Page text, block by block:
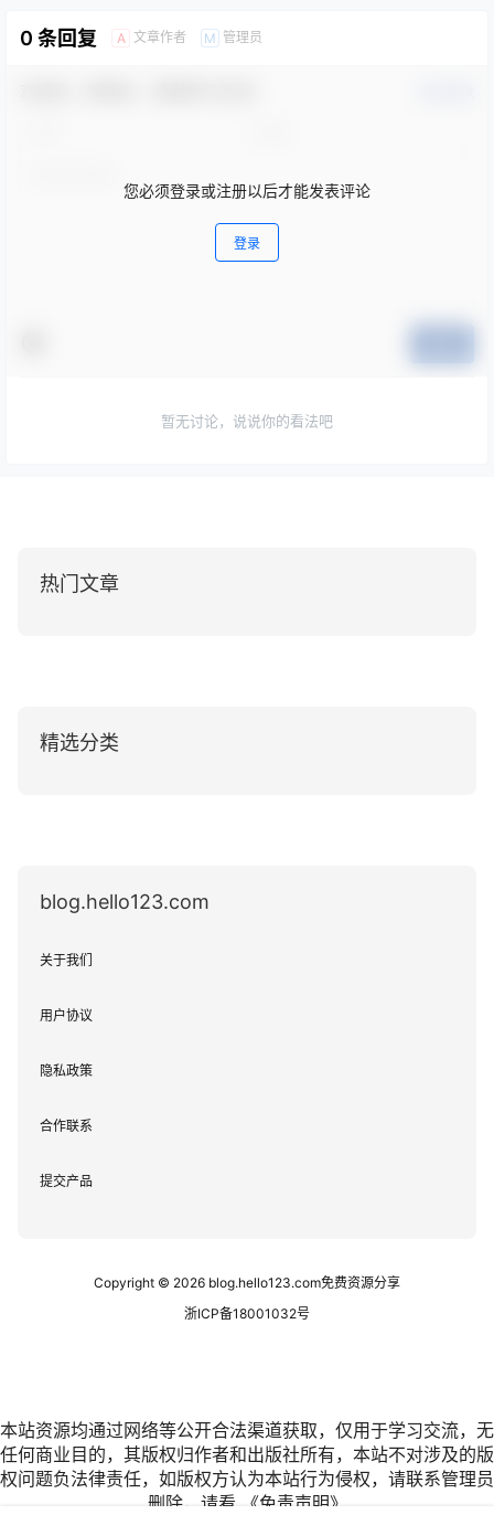
0 条回复 A 文章作者 M 管理员
您必须登录或注册以后才能发表评论
登录
暂无讨论，说说你的看法吧
热门文章
精选分类
blog.hello123.com
关于我们
用户协议
隐私政策
合作联系
提交产品
Copyright © 2026 blog.hello123.com免费资源分享
浙ICP备18001032号
本站资源均通过网络等公开合法渠道获取，仅用于学习交流，无
任何商业目的，其版权归作者和出版社所有，本站不对涉及的版
权问题负法律责任，如版权方认为本站行为侵权，请联系管理员
删除，请看 《免责声明》